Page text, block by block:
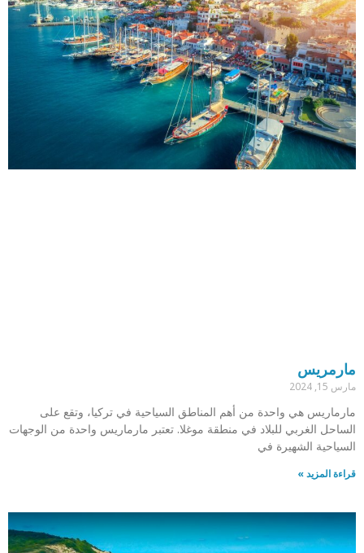
مارمريس
مارس 15, 2024
مارماريس هي واحدة من أهم المناطق السياحية في تركيا، وتقع على
الساحل الغربي للبلاد في منطقة موغلا. تعتبر مارماريس واحدة من الوجهات
السياحية الشهيرة في
قراءة المزيد »